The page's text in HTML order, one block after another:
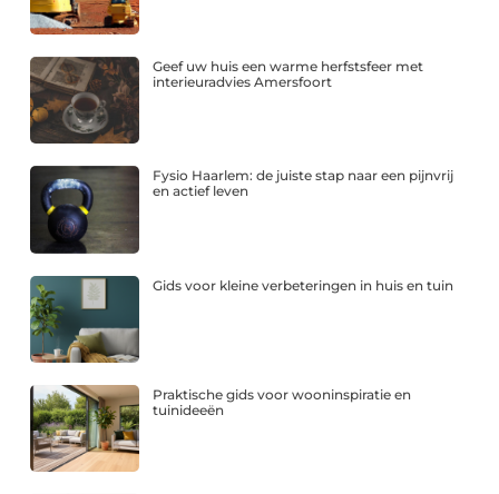
Geef uw huis een warme herfstsfeer met
interieuradvies Amersfoort
Fysio Haarlem: de juiste stap naar een pijnvrij
en actief leven
Gids voor kleine verbeteringen in huis en tuin
Praktische gids voor wooninspiratie en
tuinideeën